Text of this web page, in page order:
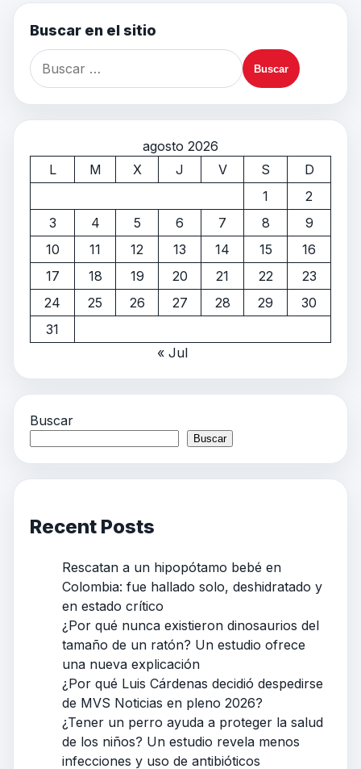
Buscar en el sitio
agosto 2026
L
M X J V S
D
1
2
3
4 5 6 7 8
9
10
11 12 13 14 15
16
17
18 19 20 21 22
23
24
25 26 27 28 29
30
31
« Jul
Buscar
Buscar
Recent Posts
Rescatan a un hipopótamo bebé en
Colombia: fue hallado solo, deshidratado y
en estado crítico
¿Por qué nunca existieron dinosaurios del
tamaño de un ratón? Un estudio ofrece
una nueva explicación
¿Por qué Luis Cárdenas decidió despedirse
de MVS Noticias en pleno 2026?
¿Tener un perro ayuda a proteger la salud
de los niños? Un estudio revela menos
infecciones y uso de antibióticos